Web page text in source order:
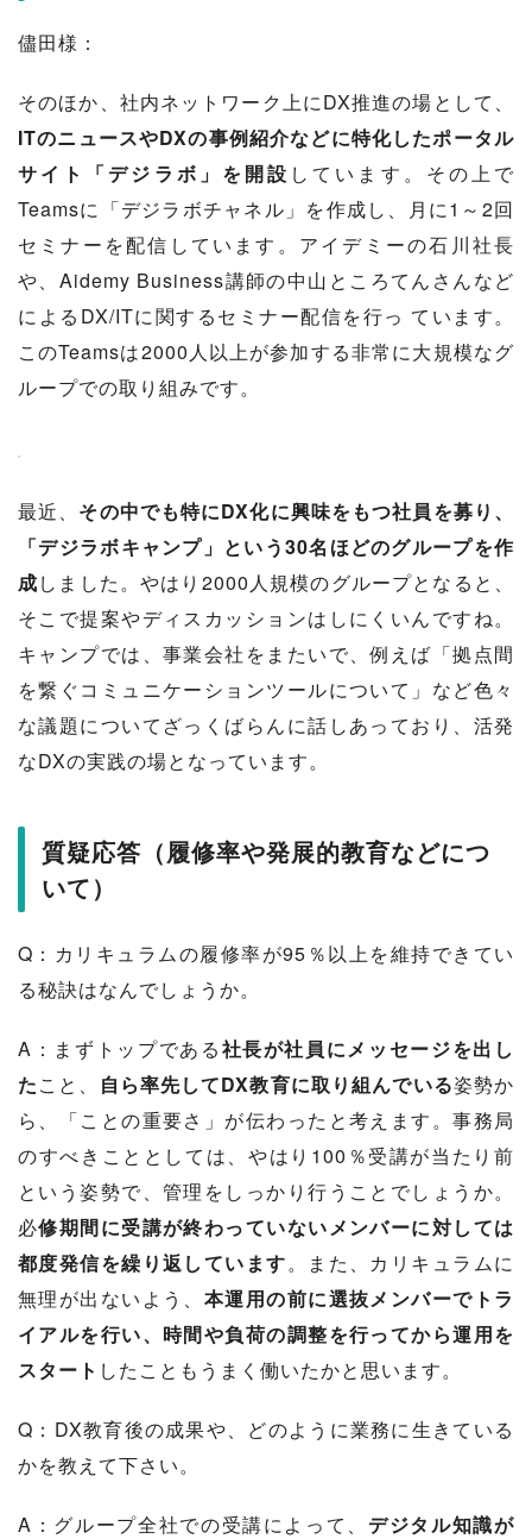
儘田様：
そのほか、社内ネットワーク上にDX推進の場として、
ITのニュースやDXの事例紹介などに特化したポータル
サイト「デジラボ」を開設 しています。その上で
Teamsに「デジラボチャネル」を作成し、月に1～2回
セミナーを配信しています。アイデミーの石川社長
や、Aidemy Business講師の中山ところてんさんなど
によるDX/ITに関するセミナー配信を行っ ています。
このTeamsは2000人以上が参加する非常に大規模なグ
ループでの取り組みです。
最近、 その中でも特にDX化に興味をもつ社員を募り、
「デジラボキャンプ」という30名ほどのグループを作
成しました。やはり2000人規模のグループとなると、
そこで提案やディスカッションはしにくいんですね。
キャンプでは、事業会社をまたいで、例えば「拠点間
を繋ぐコミュニケーションツールについて」など色々
な議題についてざっくばらんに話しあっており、活発
なDXの実践の場となっています。
質疑応答（履修率や発展的教育などにつ
いて）
Q：カリキュラムの履修率が95％以上を維持できてい
る秘訣はなんでしょうか。
A：まずトップである社長が社員にメッセージを出し
たこと、 自ら率先してDX教育に取り組んでいる姿勢か
ら、「ことの重要さ」が伝わったと考えます。事務局
のすべきこととしては、やはり100％受講が当たり前
という姿勢で、管理をしっかり行うことでしょうか。
必修期間に受講が終わっていないメンバーに対しては
都度発信を繰り返しています。また、カリキュラムに
無理が出ないよう、 本運用の前に選抜メンバーでトラ
イアルを行い、時間や負荷の調整を行ってから運用を
スタート したこともうまく働いたかと思います。
Q：DX教育後の成果や、どのように業務に生きている
かを教えて下さい。
A：グループ全社での受講によって、 デジタル知識が